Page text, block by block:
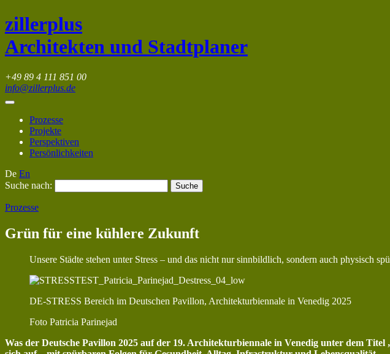
zillerplus
Architekten und Stadtplaner
+49 89 4 111 851 00
info@zillerplus.de
Prozesse
Projekte
Perspektiven
Persönlichkeiten
De En
Suche nach:
Prozesse
Grün für eine kühlere Zukunft
Unsere Städte stehen unter Stress – und das nicht nur sinnbildlich, sondern auch physisch
DE-STRESS Bereich im Deutschen Pavillon, Architekturbiennale in Venedig 2025
Foto Patricia Parinejad
Was der Deutsche Pavillon 2025 auf der 19. Architekturbiennale in Venedig unter dem